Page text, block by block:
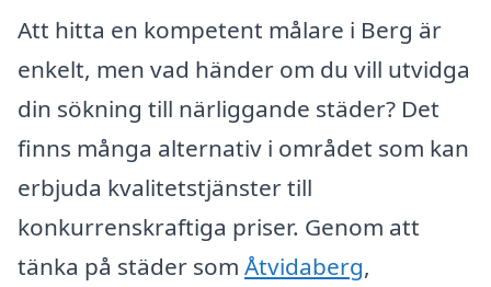
Att hitta en kompetent målare i Berg är
enkelt, men vad händer om du vill utvidga
din sökning till närliggande städer? Det
finns många alternativ i området som kan
erbjuda kvalitetstjänster till
konkurrenskraftiga priser. Genom att
tänka på städer som Åtvidaberg,